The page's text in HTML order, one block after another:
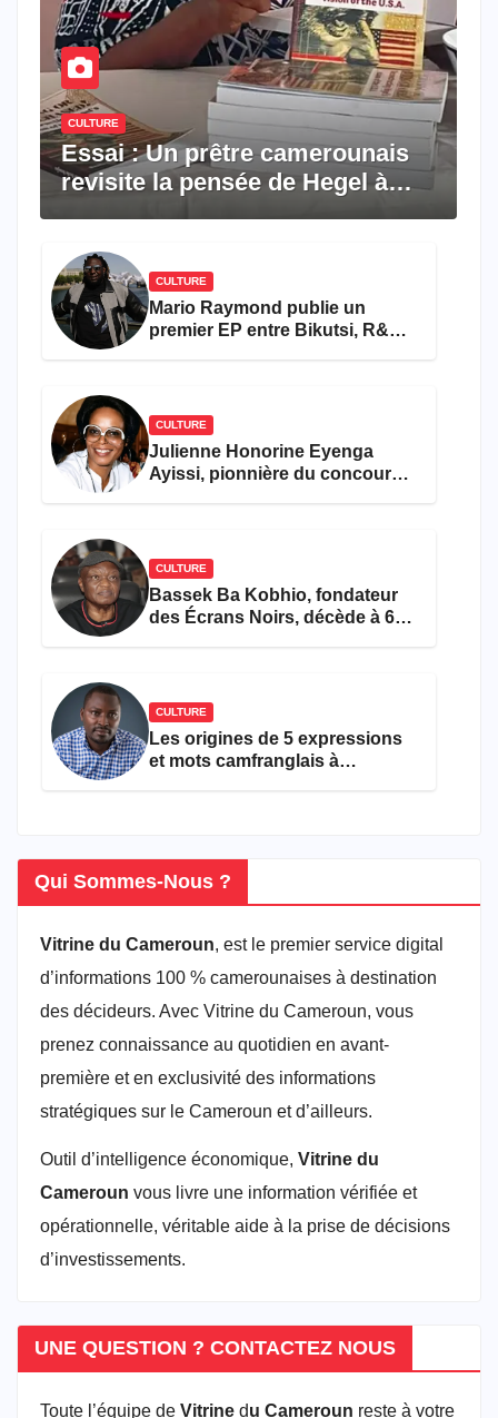
CULTURE
Essai : Un prêtre camerounais
revisite la pensée de Hegel à
CULTURE
Mario Raymond publie un
premier EP entre Bikutsi, R&B
CULTURE
Julienne Honorine Eyenga
Ayissi, pionnière du concours
CULTURE
Bassek Ba Kobhio, fondateur
des Écrans Noirs, décède à 69
CULTURE
Les origines de 5 expressions
et mots camfranglais à
Qui Sommes-Nous ?
Vitrine du Cameroun, est le premier service digital
d’informations 100 % camerounaises à destination
des décideurs. Avec Vitrine du Cameroun, vous
prenez connaissance au quotidien en avant-
première et en exclusivité des informations
stratégiques sur le Cameroun et d’ailleurs.
Outil d’intelligence économique, Vitrine du
Cameroun vous livre une information vérifiée et
opérationnelle, véritable aide à la prise de décisions
d’investissements.
UNE QUESTION ? CONTACTEZ NOUS
Toute l’équipe de Vitrine du Cameroun reste à votre